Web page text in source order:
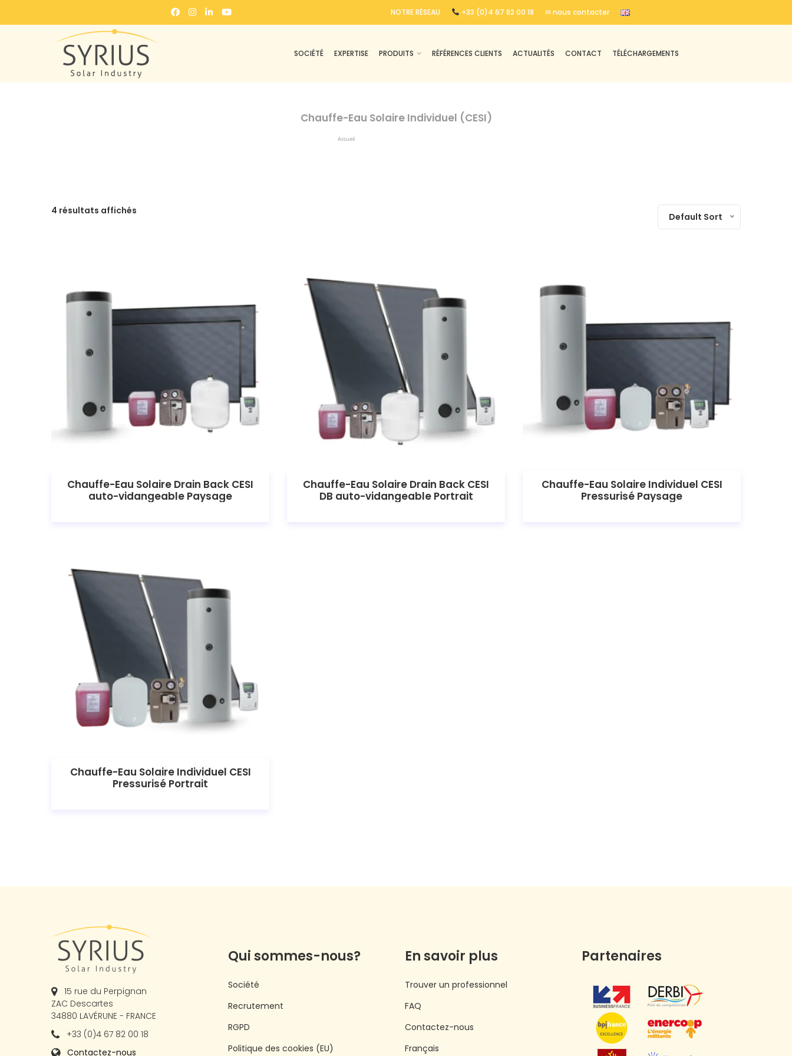
NOTRE RÉSEAU +33 (0)4 67 82 00 18 ✉ nous contacter
SOCIÉTÉ EXPERTISE PRODUITS RÉFÉRENCES CLIENTS ACTUALITÉS CONTACT TÉLÉCHARGEMENTS
Chauffe-Eau Solaire Individuel (CESI)
Accueil
4 résultats affichés
Default Sort
Chauffe-Eau Solaire Drain Back CESI
auto-vidangeable Paysage
Chauffe-Eau Solaire Drain Back CESI
DB auto-vidangeable Portrait
Chauffe-Eau Solaire Individuel CESI
Pressurisé Paysage
Chauffe-Eau Solaire Individuel CESI
Pressurisé Portrait
15 rue du Perpignan
ZAC Descartes
34880 LAVÉRUNE - FRANCE
+33 (0)4 67 82 00 18
Contactez-nous
Qui sommes-nous?
Société
Recrutement
RGPD
Politique des cookies (EU)
En savoir plus
Trouver un professionnel
FAQ
Contactez-nous
Français
Partenaires